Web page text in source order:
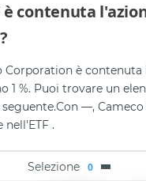
è contenuta
Corporation è
1 %. Puoi trovare un
Con —,
.
Selezione 0